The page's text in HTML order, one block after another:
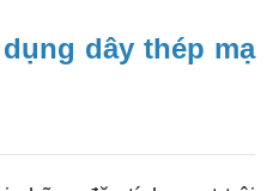
dây thép mạ